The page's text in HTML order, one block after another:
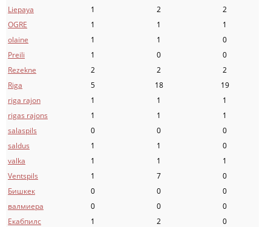
Liepaya
1 2
2
OGRE
1 1
1
olaine
1 1
0
Preili
1 0
0
Rezekne
2 2
2
Riga
5 18
19
riga rajon
1 1
1
rigas rajons
1 1
1
salaspils
0 0
0
saldus
1 1
0
valka
1 1
1
Ventspils
1 7
0
Бишкек
0 0
0
валмиера
0 0
0
Екабпилс
1 2
0